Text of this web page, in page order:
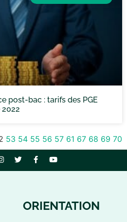
post-bac : tarifs des PGE
2022
53 54 55 56 57 61 67 68 69 70
ORIENTATION